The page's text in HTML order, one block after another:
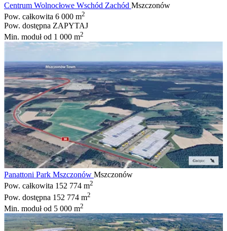
Centrum Wolnocłowe Wschód Zachód Mszczonów
Pow. całkowita 6 000 m2
Pow. dostępna ZAPYTAJ
Min. modułod 1 000 m2
Panattoni Park Mszczonów Mszczonów
Pow. całkowita 152 774 m2
Pow. dostępna 152 774 m2
Min. modułod 5 000 m2